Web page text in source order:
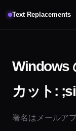
Text Replacements
Windows
カット:
署名はメールア